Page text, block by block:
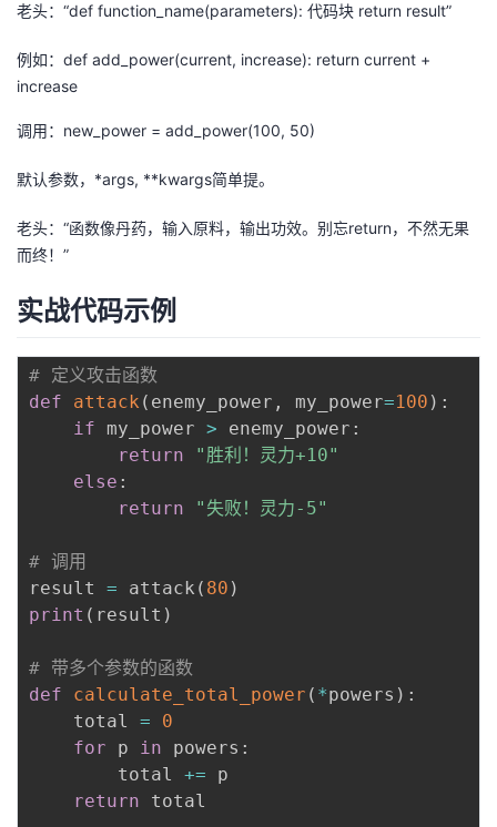
子
直
的
我
开
者
学
课
的
证
我
实
的
的
我
支
持
术
持
云
建
老头：“def function_name(parameters): 代码块 return result”
例如：def add_power(current, increase): return current +
increase
调用：new_power = add_power(100, 50)
默认参数，*args, **kwargs简单提。
老头：“函数像丹药，输入原料，输出功效。别忘return，不然无果
而终！”
实战代码示例
# 定义攻击函数
def
attack ( enemy_power , my_power=100 ) :
if my_power > enemy_power :
return
"胜利！灵力+10"
else :
return
"失败！灵力-5"
# 调用
result = attack ( 80 )
print ( result )
# 带多个参数的函数
def
calculate_total_power ( *powers ) :
    total
=
0
for p in powers :
        total
+= p
return total